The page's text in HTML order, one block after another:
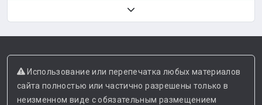
Использование или перепечатка любых материалов
сайта полностью или частично разрешены только в
неизменном виде с обязательным размещением